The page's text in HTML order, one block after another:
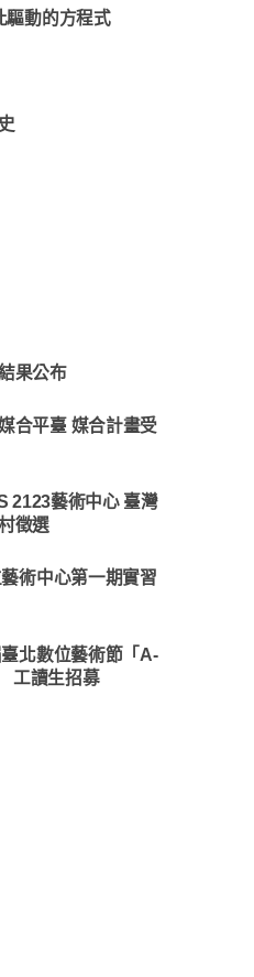
驅動的方程式
果公布
合平臺 媒合計畫受
2123藝術中心 臺灣
徵選
術中心第一期實習
北數位藝術節「A-
工讀生招募